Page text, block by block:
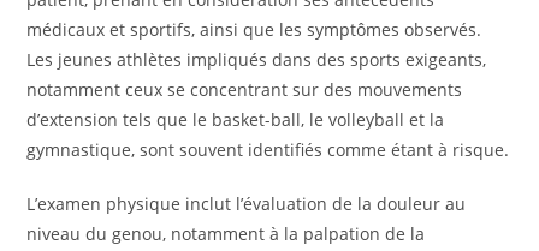
médicaux et sportifs, ainsi que les symptômes observés.
Les jeunes athlètes impliqués dans des sports exigeants,
notamment ceux se concentrant sur des mouvements
d’extension tels que le basket-ball, le volleyball et la
gymnastique, sont souvent identifiés comme étant à risque.
L’examen physique inclut l’évaluation de la douleur au
niveau du genou, notamment à la palpation de la